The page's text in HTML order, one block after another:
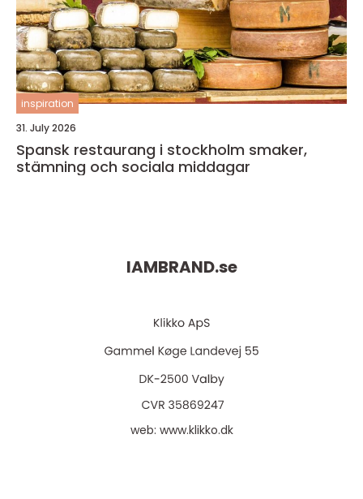
inspiration
31. July 2026
Spansk restaurang i stockholm smaker,
stämning och sociala middagar
IAMBRAND.se
web: www.klikko.dk